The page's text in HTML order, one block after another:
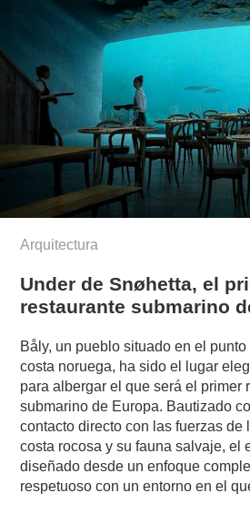
Arquitectura
Under de Snøhetta, el
restaurante submarino
Båly, un pueblo situado en el
costa noruega, ha sido el lugar
para albergar el que será el primer
submarino de Europa. Bautizado
contacto directo con las fuerzas de
costa rocosa y su fauna salvaje, el
diseñado desde un enfoque
respetuoso con un entorno en el